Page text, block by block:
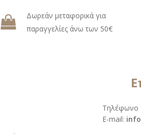
Δωρεάν μεταφορικά για
παραγγελίες άνω των 50€
Τηλέφωνο
Ε-mail: